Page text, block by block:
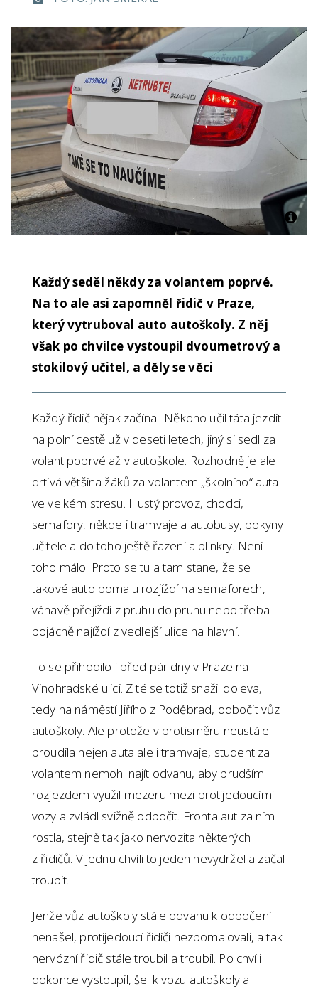
Každý seděl někdy za volantem poprvé.
Na to ale asi zapomněl řidič v Praze,
který vytruboval auto autoškoly. Z něj
však po chvilce vystoupil dvoumetrový a
stokilový učitel, a děly se věci
Každý řidič nějak začínal. Někoho učil táta jezdit
na polní cestě už v deseti letech, jiný si sedl za
volant poprvé až v autoškole. Rozhodně je ale
drtivá většina žáků za volantem „školního“ auta
ve velkém stresu. Hustý provoz, chodci,
semafory, někde i tramvaje a autobusy, pokyny
učitele a do toho ještě řazení a blinkry. Není
toho málo. Proto se tu a tam stane, že se
takové auto pomalu rozjíždí na semaforech,
váhavě přejíždí z pruhu do pruhu nebo třeba
bojácně najíždí z vedlejší ulice na hlavní.
To se přihodilo i před pár dny v Praze na
Vinohradské ulici. Z té se totiž snažil doleva,
tedy na náměstí Jiřího z Poděbrad, odbočit vůz
autoškoly. Ale protože v protisměru neustále
proudila nejen auta ale i tramvaje, student za
volantem nemohl najít odvahu, aby prudším
rozjezdem využil mezeru mezi protijedoucími
vozy a zvládl svižně odbočit. Fronta aut za ním
rostla, stejně tak jako nervozita některých
z řidičů. V jednu chvíli to jeden nevydržel a začal
troubit.
Jenže vůz autoškoly stále odvahu k odbočení
nenašel, protijedoucí řidiči nezpomalovali, a tak
nervózní řidič stále troubil a troubil. Po chvíli
dokonce vystoupil, šel k vozu autoškoly a